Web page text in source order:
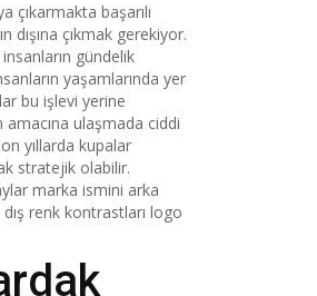
başarılı
çıkmak gerekiyor.
gündelik
yaşamlarında yer
bu işlevi yerine
amacına ulaşmada ciddi
yıllarda kupalar
stratejik olabilir.
marka ismini arka
renk kontrastları logo